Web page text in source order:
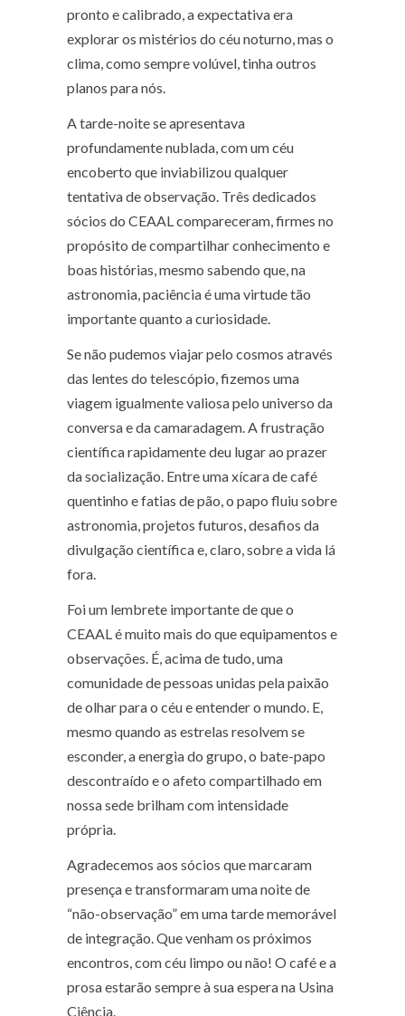
pronto e calibrado, a expectativa era
explorar os mistérios do céu noturno, mas o
clima, como sempre volúvel, tinha outros
planos para nós.
A tarde-noite se apresentava
profundamente nublada, com um céu
encoberto que inviabilizou qualquer
tentativa de observação. Três dedicados
sócios do CEAAL compareceram, firmes no
propósito de compartilhar conhecimento e
boas histórias, mesmo sabendo que, na
astronomia, paciência é uma virtude tão
importante quanto a curiosidade.
Se não pudemos viajar pelo cosmos através
das lentes do telescópio, fizemos uma
viagem igualmente valiosa pelo universo da
conversa e da camaradagem. A frustração
científica rapidamente deu lugar ao prazer
da socialização. Entre uma xícara de café
quentinho e fatias de pão, o papo fluiu sobre
astronomia, projetos futuros, desafios da
divulgação científica e, claro, sobre a vida lá
fora.
Foi um lembrete importante de que o
CEAAL é muito mais do que equipamentos e
observações. É, acima de tudo, uma
comunidade de pessoas unidas pela paixão
de olhar para o céu e entender o mundo. E,
mesmo quando as estrelas resolvem se
esconder, a energia do grupo, o bate-papo
descontraído e o afeto compartilhado em
nossa sede brilham com intensidade
própria.
Agradecemos aos sócios que marcaram
presença e transformaram uma noite de
“não-observação” em uma tarde memorável
de integração. Que venham os próximos
encontros, com céu limpo ou não! O café e a
prosa estarão sempre à sua espera na Usina
Ciência.